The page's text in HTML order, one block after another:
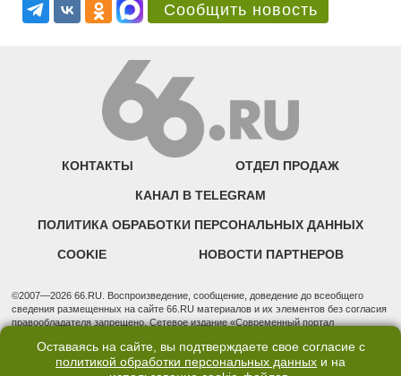
Сообщить новость
КОНТАКТЫ ОТДЕЛ ПРОДАЖ
КАНАЛ В TELEGRAM
ПОЛИТИКА ОБРАБОТКИ ПЕРСОНАЛЬНЫХ ДАННЫХ
COOKIE НОВОСТИ ПАРТНЕРОВ
©2007—2026 66.RU. Воспроизведение, сообщение, доведение до всеобщего
сведения размещенных на сайте 66.RU материалов и их элементов без согласия
правообладателя запрещено. Сетевое издание «Современный портал
надзору в сфере связи, информационных технологий и массовых коммуникаций
(Роскомнадзор). Регистрационный номер ЭЛ № ФС 77 - 76634 от 02.09.2019
Оставаясь на сайте, вы подтверждаете свое согласие с
политикой обработки персональных данных и на